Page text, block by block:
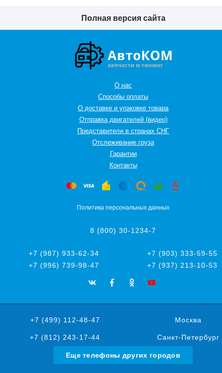
Полная версия сайта
О нас
Способы оплаты
О доставке и упаковке товара
Отправка двигателей (видео)
Представители в странах СНГ
Oтслеживание груза
Гарантии
Контакты
Политика персональных данных
8 (800) 30-1234-7
+7 (987) 933-62-34
+7 (903) 333-59-55
+7 (996) 739-98-47
+7 (937) 213-10-53
+7 (499) 112-48-47 Москва
+7 (812) 243-17-44 Санкт-Петербург
Еще телефоны других городов